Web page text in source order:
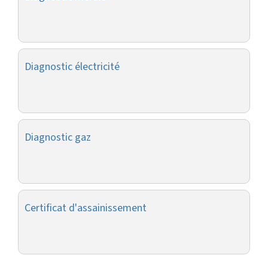
Diagnostic électricité
Diagnostic gaz
Certificat d'assainissement